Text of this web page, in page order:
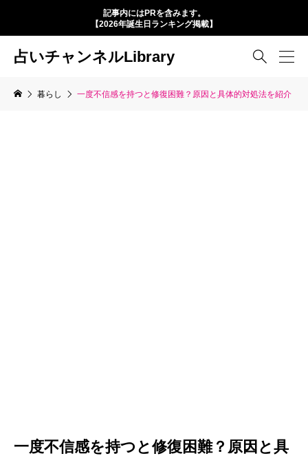
記事内にはPRを含みます。
【2026年誕生日ランキング掲載】
占いチャンネルLibrary 
暮らし 一度不信感を持つと修復困難？原因と具体的対処法を紹介
一度不信感を持つと修復困難？原因と具